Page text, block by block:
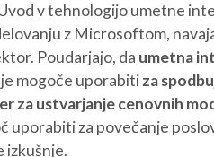
v tehnologijo umetne
z Microsoftom,
Poudarjajo, da umetna
je mogoče uporabitiza
za ustvarjanje cenovnih
uporabiti za povečanje
izkušnje.